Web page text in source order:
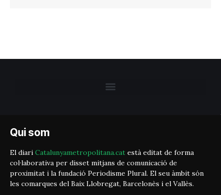
Qui som
El diari Catalunyametropolitana.cat està editat de forma
col·laborativa per disset mitjans de comunicació de
proximitat i la fundació Periodisme Plural. El seu àmbit són
les comarques del Baix Llobregat, Barcelonès i el Vallès.